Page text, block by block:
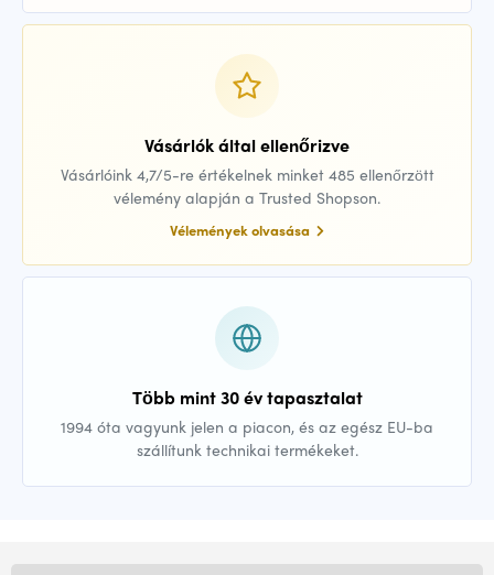
Vásárlók által ellenőrizve
Vásárlóink 4,7/5-re értékelnek minket 485 ellenőrzött
vélemény alapján a Trusted Shopson.
Vélemények olvasása
Több mint 30 év tapasztalat
1994 óta vagyunk jelen a piacon, és az egész EU-ba
szállítunk technikai termékeket.